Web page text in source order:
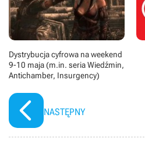
Dystrybucja cyfrowa na weekend
9-10 maja (m.in. seria Wiedźmin,
Antichamber, Insurgency)
NASTĘPNY